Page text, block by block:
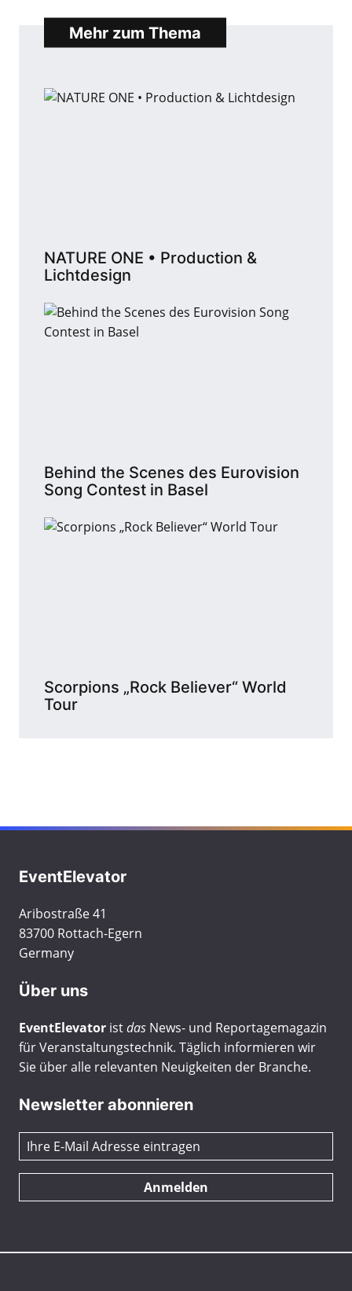
Mehr zum Thema
NATURE ONE • Production &
Lichtdesign
Behind the Scenes des Eurovision
Song Contest in Basel
Scorpions „Rock Believer“ World
Tour
EventElevator
Aribostraße 41
83700 Rottach-Egern
Germany
Über uns
EventElevator istdas News- und Reportagemagazin
für Veranstaltungstechnik. Täglich informieren wir
Sie über alle relevanten Neuigkeiten der Branche.
Newsletter abonnieren
Anmelden